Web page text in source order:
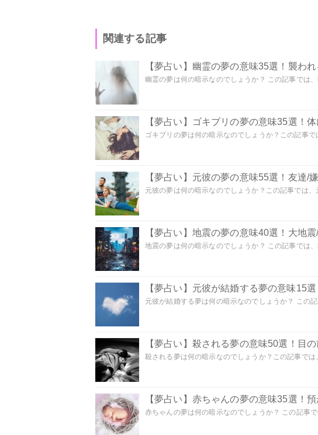
関連する記事
【夢占い】幽霊の夢の意味35選！襲わ
幽霊の夢は何の暗示なのでしょうか？ この記事では、
【夢占い】ゴキブリの夢の意味35選！
ゴキブリの夢は何の暗示なのでしょうか？この記事で
【夢占い】元彼の夢の意味55選！友達/
元彼の夢は何の暗示なのでしょうか？この記事では、
【夢占い】地震の夢の意味40選！大地
地震の夢は何の暗示なのでしょうか？ この記事では、
【夢占い】元彼が結婚する夢の意味15
元彼が結婚する夢は何の暗示なのでしょうか？ この記
【夢占い】殺される夢の意味50選！目
殺される夢は何の暗示なのでしょうか？この記事では
【夢占い】赤ちゃんの夢の意味35選！
赤ちゃんの夢は何の暗示なのでしょうか？ この記事で